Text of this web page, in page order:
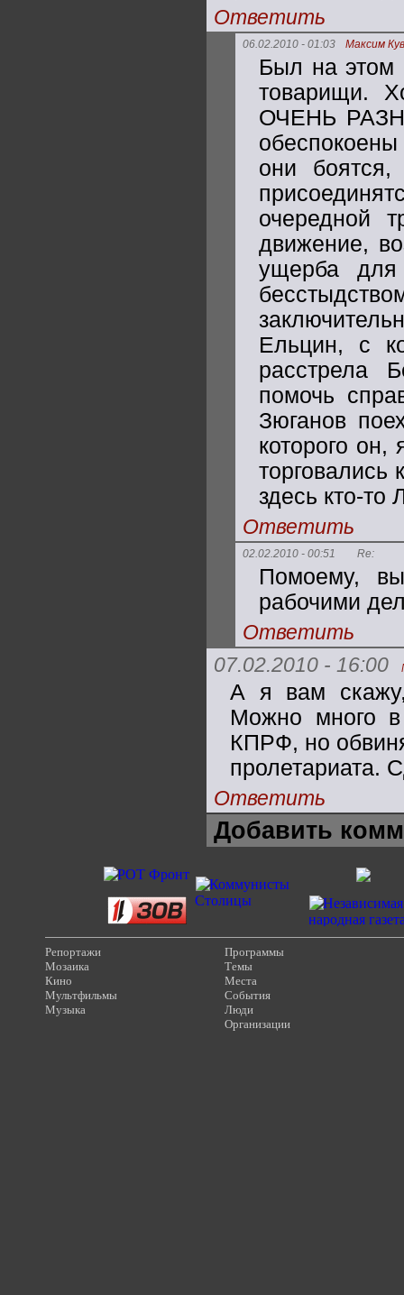
Ответить
06.02.2010 - 01:03 Максим
Был на этом
товарищи.
ОЧЕНЬ
они
очередной
движение,
ущерба
Ельцин, с
расстрела
помочь
Зюганов
которого
торговались
здесь кто-то
Ответить
02.02.2010 - 00:51 Re:
Помоему,
рабочими
Ответить
07.02.2010 - 16:00
А я вам скажу,
Можно много
КПРФ, но
пролетариата.
Ответить
Добавить
Репортажи
Мозаика
Кино
Мультфильмы
Музыка
Программы
Темы
Места
События
Люди
Организации